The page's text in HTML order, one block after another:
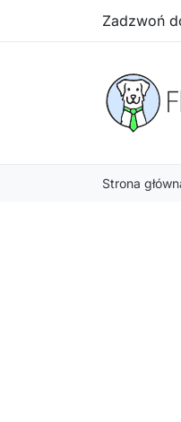
Zadzwoń
Strona